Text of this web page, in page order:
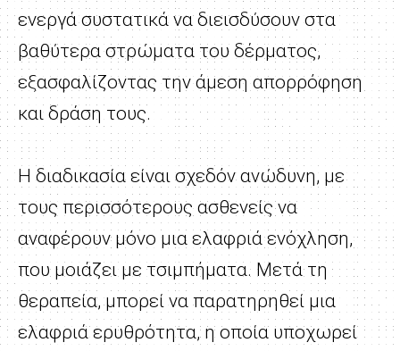
ενεργά συστατικά να διεισδύσουν στα
βαθύτερα στρώματα του δέρματος,
εξασφαλίζοντας την άμεση απορρόφηση
και δράση τους.
Η διαδικασία είναι σχεδόν ανώδυνη, με
τους περισσότερους ασθενείς να
αναφέρουν μόνο μια ελαφριά ενόχληση,
που μοιάζει με τσιμπήματα. Μετά τη
θεραπεία, μπορεί να παρατηρηθεί μια
ελαφριά ερυθρότητα, η οποία υποχωρεί